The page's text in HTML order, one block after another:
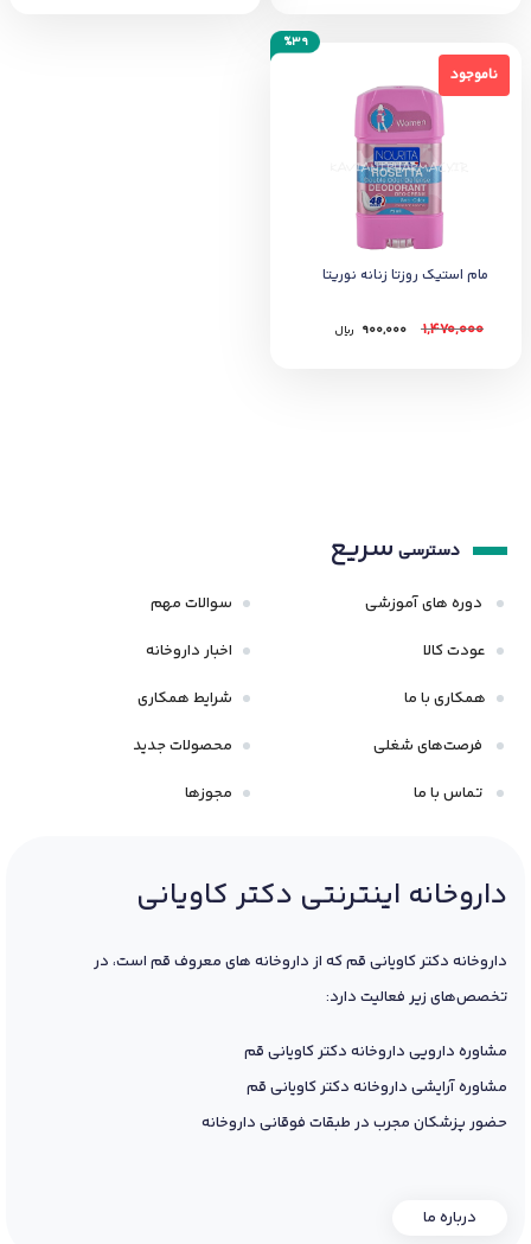
ناموجود
%39
ناموجود
مام استيک روزتا زنانه نوريتا
1,470,000
900,000 ﷼
دسترسی سریع
دوره های آموزشی
عودت کالا
همکاری با ما
فرصت‌های شغلی
تماس با ما
سوالات مهم
اخبار داروخانه
شرایط همکاری
محصولات جدید
مجوزها
داروخانه اینترنتی دکتر کاویانی
داروخانه دکتر کاویانی قم که از داروخانه های معروف قم است، در
تخصص‌های زیر فعالیت دارد:
مشاوره دارویی داروخانه دکتر کاویانی قم
مشاوره آرایشی داروخانه دکتر کاویانی قم
حضور پزشکان مجرب در طبقات فوقانی داروخانه
درباره ما